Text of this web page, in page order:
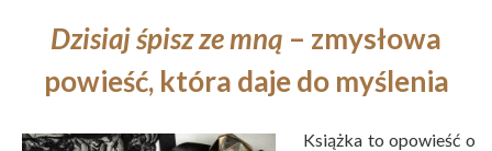
Dzisiaj śpisz ze mną – zmysłowa
powieść, która daje do myślenia
Książka to opowieść o